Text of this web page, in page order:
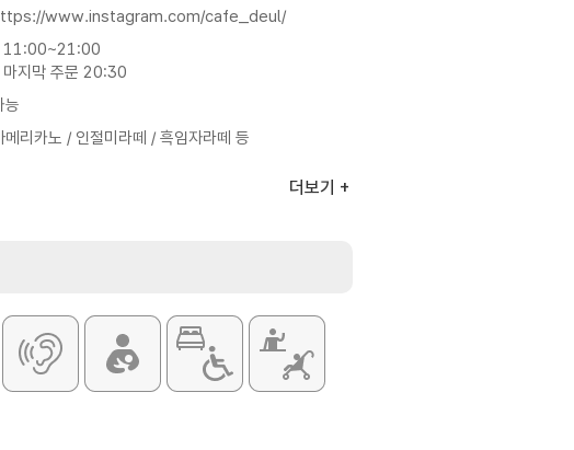
www.instagram.com/cafe_deul/
지막 주문 20:30
능
메리카노 / 인절미라떼 / 흑임자라떼 등
더보기